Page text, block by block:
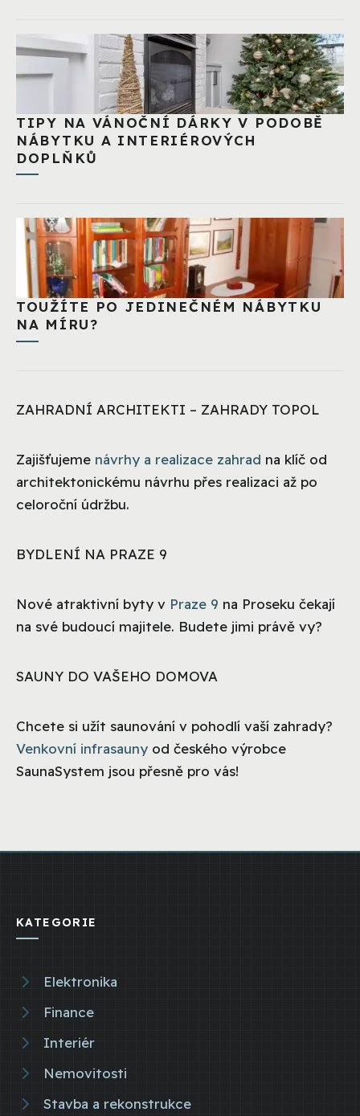
TIPY NA VÁNOČNÍ DÁRKY V PODOBĚ
NÁBYTKU A INTERIÉROVÝCH
DOPLŇKŮ
TOUŽÍTE PO JEDINEČNÉM NÁBYTKU
NA MÍRU?
ZAHRADNÍ ARCHITEKTI – ZAHRADY TOPOL
Zajišťujeme návrhy a realizace zahrad na klíč od
architektonickému návrhu přes realizaci až po
celoroční údržbu.
BYDLENÍ NA PRAZE 9
Nové atraktivní byty v Praze 9 na Proseku čekají
na své budoucí majitele. Budete jimi právě vy?
SAUNY DO VAŠEHO DOMOVA
Chcete si užít saunování v pohodlí vaší zahrady?
Venkovní infrasauny od českého výrobce
SaunaSystem jsou přesně pro vás!
KATEGORIE
Elektronika
Finance
Interiér
Nemovitosti
Stavba a rekonstrukce